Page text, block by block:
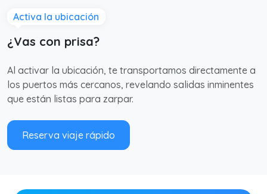
Activa la ubicación
¿Vas con prisa?
Al activar la ubicación, te transportamos directamente a
los puertos más cercanos, revelando salidas inminentes
que están listas para zarpar.
Reserva viaje rápido